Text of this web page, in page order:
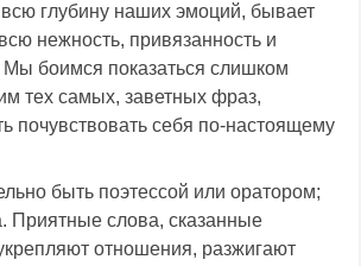
глубину наших эмоций, бывает
нежность, привязанность и
боимся показаться слишком
тех самых, заветных фраз,
почувствовать себя по-настоящему
быть поэтессой или оратором;
Приятные слова, сказанные
отношения, разжигают